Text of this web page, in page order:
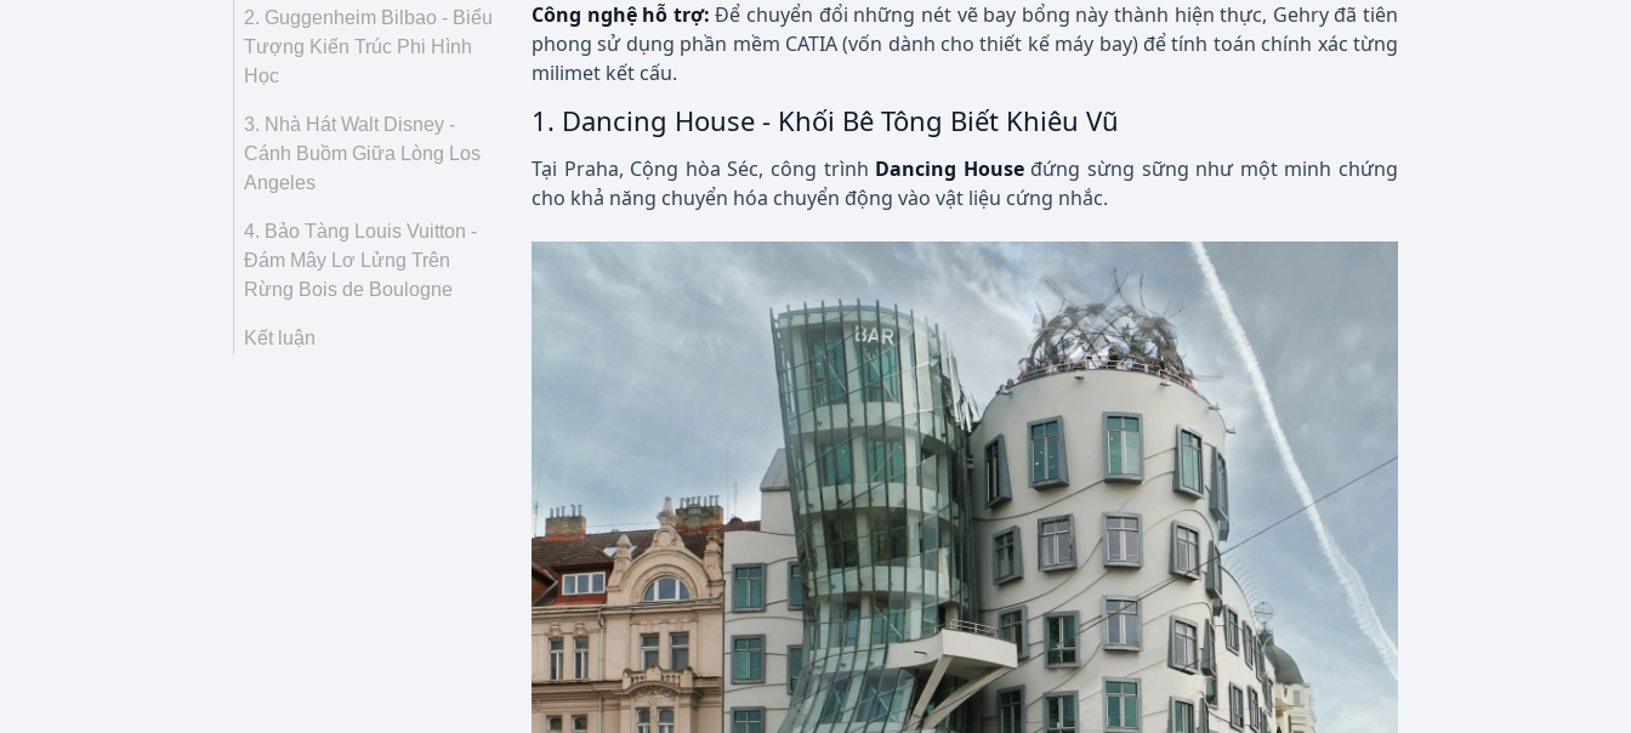
2. Guggenheim Bilbao - Biểu
Tượng Kiến Trúc Phi Hình
Học
3. Nhà Hát Walt Disney -
Cánh Buồm Giữa Lòng Los
Angeles
4. Bảo Tàng Louis Vuitton -
Đám Mây Lơ Lửng Trên
Rừng Bois de Boulogne
Kết luận
Công nghệ hỗ trợ: Để chuyển đổi những nét vẽ bay bổng này thành hiện thực, Gehry đã tiên
phong sử dụng phần mềm CATIA (vốn dành cho thiết kế máy bay) để tính toán chính xác từng
milimet kết cấu.
1. Dancing House - Khối Bê Tông Biết Khiêu Vũ
Tại Praha, Cộng hòa Séc, công trình Dancing Houseđứng sừng sững như một minh chứng
cho khả năng chuyển hóa chuyển động vào vật liệu cứng nhắc.